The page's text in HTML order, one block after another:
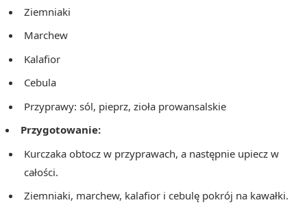
Ziemniaki
Marchew
Kalafior
Cebula
Przyprawy: sól, pieprz, zioła prowansalskie
Przygotowanie:
Kurczaka obtocz w przyprawach, a następnie upiecz w
całości.
Ziemniaki, marchew, kalafior i cebulę pokrój na kawałki.